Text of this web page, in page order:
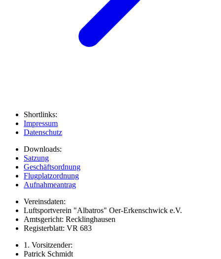
Shortlinks:
Impressum
Datenschutz
Downloads:
Satzung
Geschäftsordnung
Flugplatzordnung
Aufnahmeantrag
Vereinsdaten:
Luftsportverein "Albatros" Oer-Erkenschwick e.V.
Amtsgericht: Recklinghausen
Registerblatt: VR 683
1. Vorsitzender:
Patrick Schmidt